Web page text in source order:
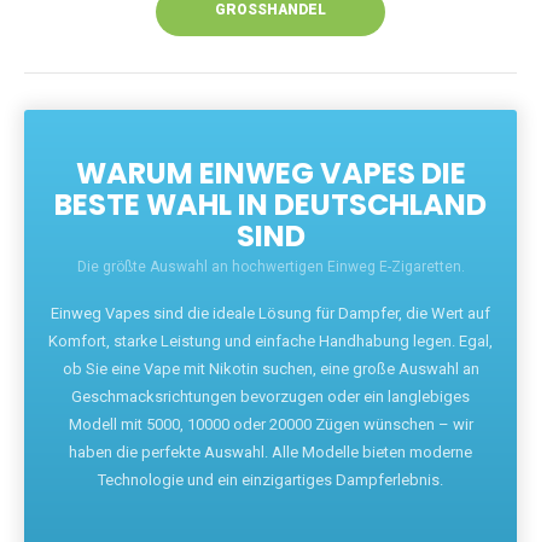
GROSSHANDEL
WARUM EINWEG VAPES DIE
BESTE WAHL IN DEUTSCHLAND
SIND
Die größte Auswahl an hochwertigen Einweg E-Zigaretten.
Einweg Vapes sind die ideale Lösung für Dampfer, die Wert auf
Komfort, starke Leistung und einfache Handhabung legen. Egal,
ob Sie eine Vape mit Nikotin suchen, eine große Auswahl an
Geschmacksrichtungen bevorzugen oder ein langlebiges
Modell mit 5000, 10000 oder 20000 Zügen wünschen – wir
haben die perfekte Auswahl. Alle Modelle bieten moderne
Technologie und ein einzigartiges Dampferlebnis.